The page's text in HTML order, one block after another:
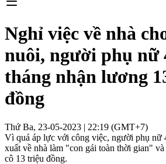
Nghỉ việc về nhà
nuôi, người phụ nữ
tháng nhận lương
đồng
Thứ Ba, 23-05-2023 | 22:19 (GMT+7)
Vì quá áp lực với công việc, người phụ nữ
xuất về nhà làm "con gái toàn thời gian"
cô 13 triệu đồng.